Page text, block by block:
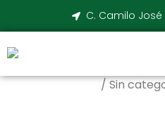
C. Camilo José
/ Sin